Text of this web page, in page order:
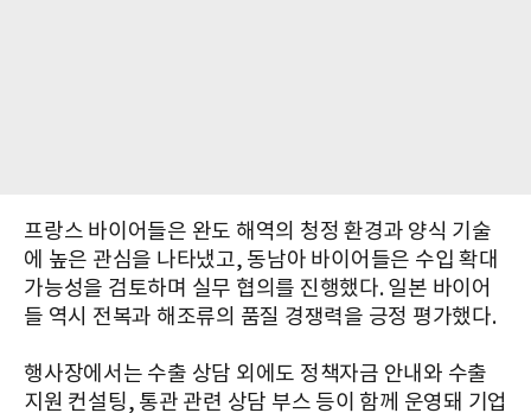
프랑스 바이어들은 완도 해역의 청정 환경과 양식 기술
에 높은 관심을 나타냈고, 동남아 바이어들은 수입 확대
가능성을 검토하며 실무 협의를 진행했다. 일본 바이어
들 역시 전복과 해조류의 품질 경쟁력을 긍정 평가했다.
행사장에서는 수출 상담 외에도 정책자금 안내와 수출
지원 컨설팅, 통관 관련 상담 부스 등이 함께 운영돼 기업